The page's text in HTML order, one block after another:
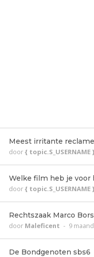
Meest irritante
door{ topic.S_USERNAME
Welke film heb je voor
door{ topic.S_USERNAME
Rechtszaak Marco
door Maleficent - 9
De Bondgenoten sbs6